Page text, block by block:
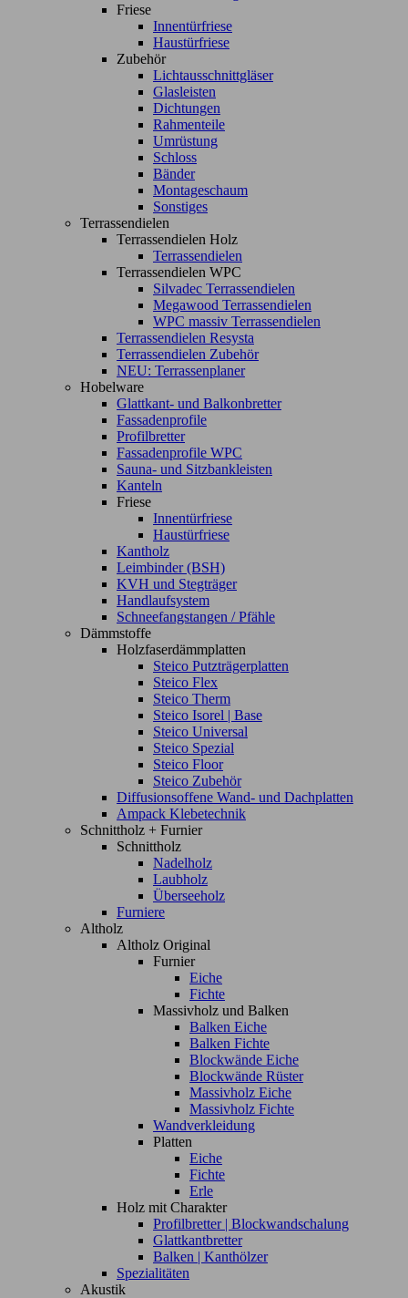
Friese
Innentürfriese
Haustürfriese
Zubehör
Lichtausschnittgläser
Glasleisten
Dichtungen
Rahmenteile
Umrüstung
Schloss
Bänder
Montageschaum
Sonstiges
Terrassendielen
Terrassendielen Holz
Terrassendielen
Terrassendielen WPC
Silvadec Terrassendielen
Megawood Terrassendielen
WPC massiv Terrassendielen
Terrassendielen Resysta
Terrassendielen Zubehör
NEU: Terrassenplaner
Hobelware
Glattkant- und Balkonbretter
Fassadenprofile
Profilbretter
Fassadenprofile WPC
Sauna- und Sitzbankleisten
Kanteln
Friese
Innentürfriese
Haustürfriese
Kantholz
Leimbinder (BSH)
KVH und Stegträger
Handlaufsystem
Schneefangstangen / Pfähle
Dämmstoffe
Holzfaserdämmplatten
Steico Putzträgerplatten
Steico Flex
Steico Therm
Steico Isorel | Base
Steico Universal
Steico Spezial
Steico Floor
Steico Zubehör
Diffusionsoffene Wand- und Dachplatten
Ampack Klebetechnik
Schnittholz + Furnier
Schnittholz
Nadelholz
Laubholz
Überseeholz
Furniere
Altholz
Altholz Original
Furnier
Eiche
Fichte
Massivholz und Balken
Balken Eiche
Balken Fichte
Blockwände Eiche
Blockwände Rüster
Massivholz Eiche
Massivholz Fichte
Wandverkleidung
Platten
Eiche
Fichte
Erle
Holz mit Charakter
Profilbretter | Blockwandschalung
Glattkantbretter
Balken | Kanthölzer
Spezialitäten
Akustik